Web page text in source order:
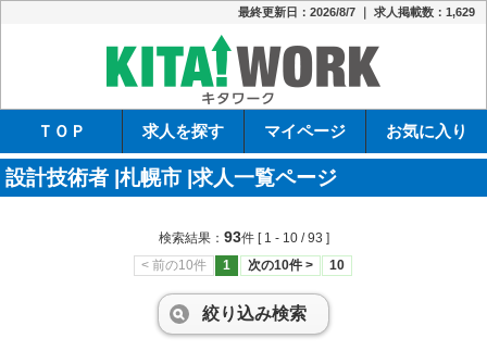
最終更新日：2026/8/7 ｜ 求人掲載数：1,629
ＴＯＰ 求人を探す マイページ お気に入り
設計技術者 |札幌市 |求人一覧ページ
検索結果： 93件 [ 1 - 10 / 93 ]
< 前の10件
1 次の10件 > 10
絞り込み検索